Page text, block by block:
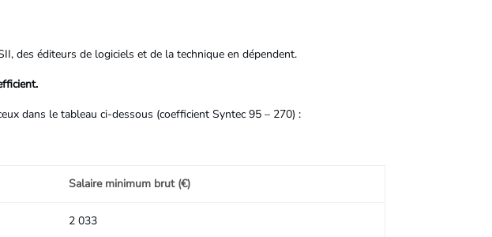
des éditeurs de logiciels et de la technique en dépendent.
dans le tableau ci-dessous (coefficient Syntec 95 – 270) :
Salaire minimum brut (€)
2 033